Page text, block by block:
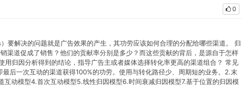
0
要解决的问题就是广告效果的产生，其功劳应该如何合理的分配给哪些渠道。 归
渠道促成了销售？他们的贡献率分别是多少？而这些贡献的背后，是源自于怎样
用归因分析得到的结论，指导广告主或者媒体选择转化率更高的渠道组合？ 常见
最后一次互动的渠道获得100%的功劳。使用与转化路径少、周期短的业务。2.末
互动模型4.首次互动模型5.线性归因模型6.时间衰减归因模型7.基于位置的归因模